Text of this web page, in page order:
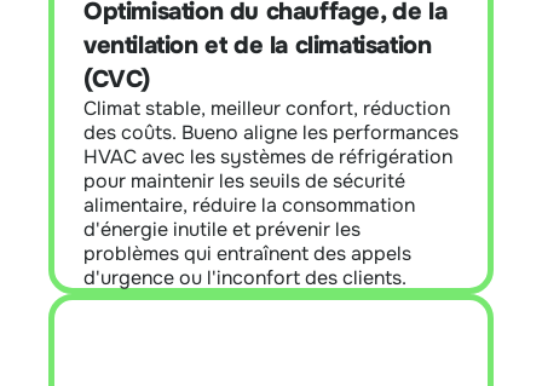
Optimisation du chauffage, de la
ventilation et de la climatisation
(CVC)
Climat stable, meilleur confort, réduction
des coûts. Bueno aligne les performances
HVAC avec les systèmes de réfrigération
pour maintenir les seuils de sécurité
alimentaire, réduire la consommation
d'énergie inutile et prévenir les
problèmes qui entraînent des appels
d'urgence ou l'inconfort des clients.
l'humidité, d'éviter les contraintes de
réfrigération et de réduire les appels
inutiles, tout en aidant les clients à
améliorer les classements tels que
NABERS et à atteindre leurs objectifs en
matière de développement durable.
En savoir plus